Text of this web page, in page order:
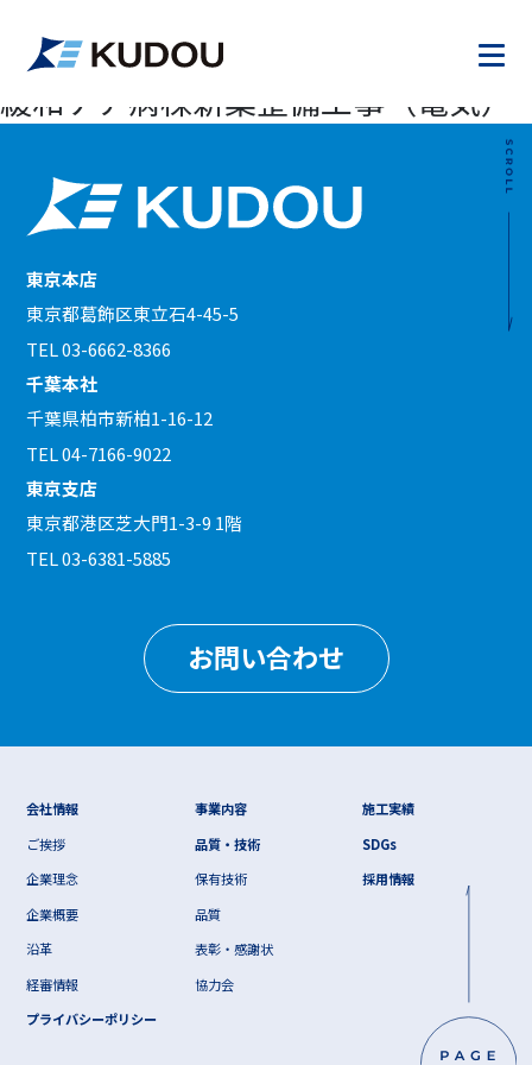
独立行政法人国立病院機構東京病院
緩和ケア病棟新築整備工事（電気）
東京本店
東京都葛飾区東立石4-45-5
TEL 03-6662-8366
千葉本社
千葉県柏市新柏1-16-12
TEL 04-7166-9022
東京支店
東京都港区芝大門1-3-9 1階
TEL 03-6381-5885
お問い合わせ
会社情報
ご挨拶
企業理念
企業概要
沿革
経審情報
プライバシーポリシー
事業内容
品質・技術
保有技術
品質
表彰・感謝状
協力会
施工実績
SDGs
採用情報